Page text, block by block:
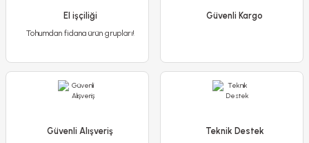
Detaylı İncele
Sepete Ekle
El işçiliği
Tohumdan fidana ürün grupları!
Güvenli Kargo
Güvenli Alışveriş Teknik Destek